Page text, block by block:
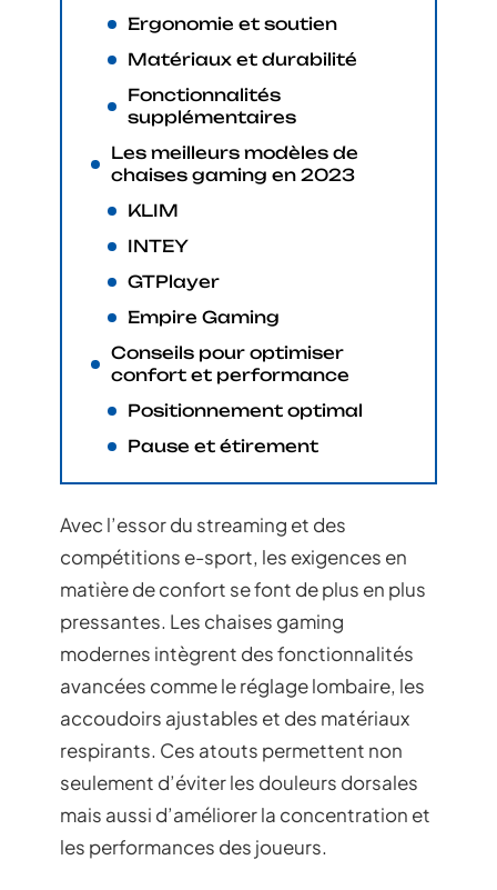
Ergonomie et soutien
Matériaux et durabilité
Fonctionnalités
supplémentaires
Les meilleurs modèles de
chaises gaming en 2023
KLIM
INTEY
GTPlayer
Empire Gaming
Conseils pour optimiser
confort et performance
Positionnement optimal
Pause et étirement
Avec l’essor du streaming et des
compétitions e-sport, les exigences en
matière de confort se font de plus en plus
pressantes. Les chaises gaming
modernes intègrent des fonctionnalités
avancées comme le réglage lombaire, les
accoudoirs ajustables et des matériaux
respirants. Ces atouts permettent non
seulement d’éviter les douleurs dorsales
mais aussi d’améliorer la concentration et
les performances des joueurs.